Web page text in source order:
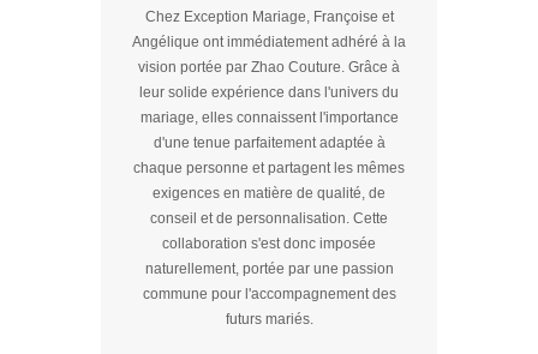
Chez Exception Mariage, Françoise et
Angélique ont immédiatement adhéré à la
vision portée par Zhao Couture. Grâce à
leur solide expérience dans l'univers du
mariage, elles connaissent l'importance
d'une tenue parfaitement adaptée à
chaque personne et partagent les mêmes
exigences en matière de qualité, de
conseil et de personnalisation. Cette
collaboration s'est donc imposée
naturellement, portée par une passion
commune pour l'accompagnement des
futurs mariés.